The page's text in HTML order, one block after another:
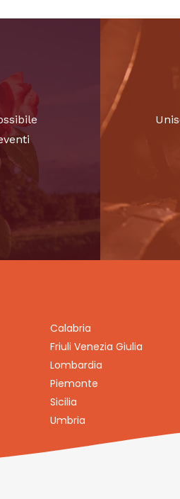
Calabria
Friuli Venezia Giulia
Lombardia
Piemonte
Sicilia
Umbria